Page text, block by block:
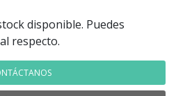
disponible. Puedes
respecto.